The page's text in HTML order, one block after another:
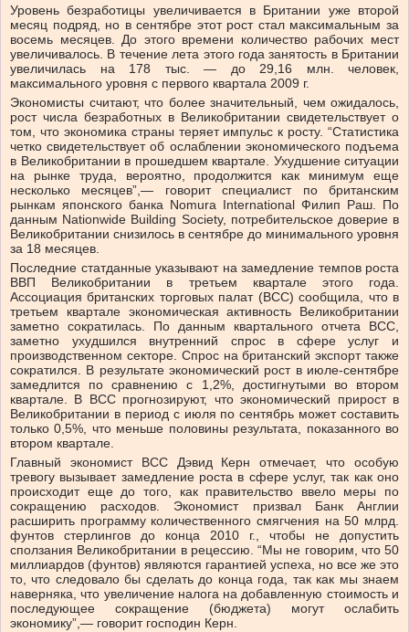
Уровень безработицы увеличивается в Британии уже второй
месяц подряд, но в сентябре этот рост стал максимальным за
восемь месяцев. До этого времени количество рабочих мест
увеличивалось. В течение лета этого года занятость в Британии
увеличилась на 178 тыс. — до 29,16 млн. человек,
максимального уровня с первого квартала 2009 г.
Экономисты считают, что более значительный, чем ожидалось,
рост числа безработных в Великобритании свидетельствует о
том, что экономика страны теряет импульс к росту. “Статистика
четко свидетельствует об ослаблении экономического подъема
в Великобритании в прошедшем квартале. Ухудшение ситуации
на рынке труда, вероятно, продолжится как минимум еще
несколько месяцев”,— говорит специалист по британским
рынкам японского банка Nomura International Филип Раш. По
данным Nationwide Building Society, потребительское доверие в
Великобритании снизилось в сентябре до минимального уровня
за 18 месяцев.
Последние статданные указывают на замедление темпов роста
ВВП Великобритании в третьем квартале этого года.
Ассоциация британских торговых палат (BCC) сообщила, что в
третьем квартале экономическая активность Великобритании
заметно сократилась. По данным квартального отчета BCC,
заметно ухудшился внутренний спрос в сфере услуг и
производственном секторе. Спрос на британский экспорт также
сократился. В результате экономический рост в июле-сентябре
замедлится по сравнению с 1,2%, достигнутыми во втором
квартале. В BCC прогнозируют, что экономический прирост в
Великобритании в период с июля по сентябрь может составить
только 0,5%, что меньше половины результата, показанного во
втором квартале.
Главный экономист BCC Дэвид Керн отмечает, что особую
тревогу вызывает замедление роста в сфере услуг, так как оно
происходит еще до того, как правительство ввело меры по
сокращению расходов. Экономист призвал Банк Англии
расширить программу количественного смягчения на 50 млрд.
фунтов стерлингов до конца 2010 г., чтобы не допустить
сползания Великобритании в рецессию. “Мы не говорим, что 50
миллиардов (фунтов) являются гарантией успеха, но все же это
то, что следовало бы сделать до конца года, так как мы знаем
наверняка, что увеличение налога на добавленную стоимость и
последующее сокращение (бюджета) могут ослабить
экономику”,— говорит господин Керн.